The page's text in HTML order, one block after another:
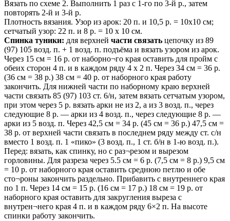
Вязать по схеме 2. Выполнить 1 раз с 1-го по 3-й р., затем
повторять 2-й и 3-й р.
Плотность вязания. Узор из арок: 20 п. и 10,5 р. = 10х10 см;
сетчатый узор: 22 п. и 8 р. = 10 x 10 см.
Спинка туники: для верхней части связать цепочку из 89
(97) 105 возд. п. + 1 возд. п. подъёма и вязать узором из арок.
Через 15 см = 16 р. от наборно¬го края оставить для пройм с
обеих сторон 4 п. и в каждом ряду 4 х 2 п. Через 34 см = 36 р.
(36 см = 38 р.) 38 см = 40 р. от наборного края работу
закончить. Для нижней части по наборному краю верхней
части связать 85 (97) 103 ст. 6/н, затем вязать сетчатым узором,
при этом через 5 р. вязать арки не из 2, а из 3 возд. п., через
следующие 8 р. — арки из 4 возд. п., через следующие 8 р. —
арки из 5 возд. п. Через 42,5 см = 34 р. (45 см = 36 р.) 47,5 см =
38 р. от верхней части связать в последнем ряду между ст. с/н
вместо 1 возд. п. 1 «пико» (3 возд. п., 1 ст. б/н в 1-ю возд. п.).
Перед: вязать, как спинку, но с раз¬резом и вырезом
горловины. Для разреза через 5.5 см = 6 р. (7,5 см = 8 р.) 9,5 см
= 10 р. от наборного края оставить среднюю петлю и обе
сто¬роны закончить раздельно. Прибавить с внутреннего края
по 1 п. Через 14 см = 15 р. (16 см = 17 р.) 18 см = 19 р. от
наборного края оставить для закругления выреза с
внутрен¬него края 4 п. и в каждом ряду 6×2 п. На высоте
спинки работу закончить.